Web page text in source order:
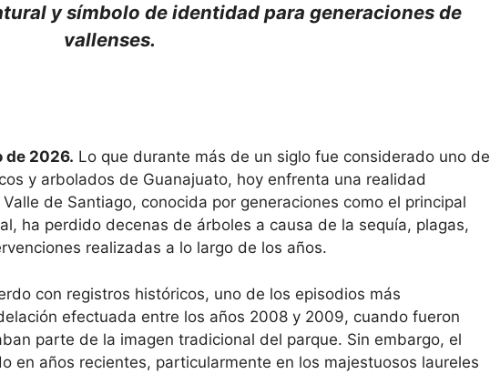
y símbolo de identidad para generaciones de
vallenses.
de 2026. Lo que durante más de un siglo fue considerado uno de
y arbolados de Guanajuato, hoy enfrenta una realidad
de Santiago, conocida por generaciones como el principal
ha perdido decenas de árboles a causa de la sequía, plagas,
realizadas a lo largo de los años.
con registros históricos, uno de los episodios más
efectuada entre los años 2008 y 2009, cuando fueron
parte de la imagen tradicional del parque. Sin embargo, el
en años recientes, particularmente en los majestuosos laureles